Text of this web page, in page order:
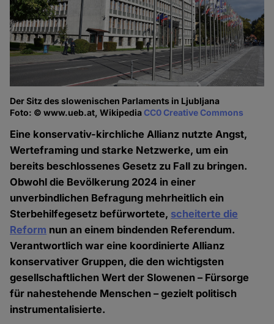
Der Sitz des slowenischen Parlaments in Ljubljana
Foto: © www.ueb.at, WikipediaCC0 Creative Commons
Eine konservativ-kirchliche Allianz nutzte Angst,
Werteframing und starke Netzwerke, um ein
bereits beschlossenes Gesetz zu Fall zu bringen.
Obwohl die Bevölkerung 2024 in einer
unverbindlichen Befragung mehrheitlich ein
Sterbehilfegesetz befürwortete, scheiterte die
Reform nun an einem bindenden Referendum.
Verantwortlich war eine koordinierte Allianz
konservativer Gruppen, die den wichtigsten
gesellschaftlichen Wert der Slowenen – Fürsorge
für nahestehende Menschen – gezielt politisch
instrumentalisierte.